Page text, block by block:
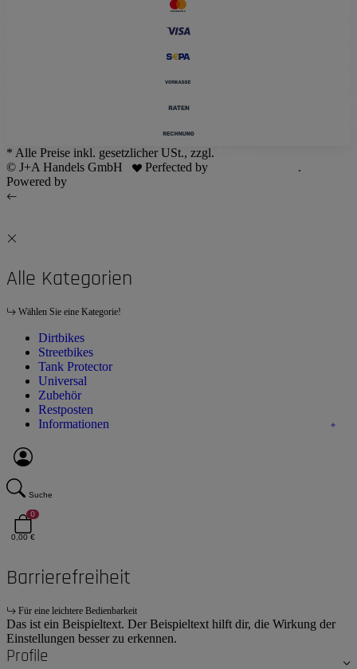
* Alle Preise inkl. gesetzlicher USt., zzgl.
© J+A Handels GmbH
Perfected by
.
Powered by
Alle Kategorien
Wählen Sie eine Kategorie!
Dirtbikes
Streetbikes
Tank Protector
Universal
Zubehör
Restposten
Informationen
Suche
0
0,00 €
Barrierefreiheit
Für eine leichtere Bedienbarkeit
Das ist ein Beispieltext. Der Beispieltext hilft dir, die Wirkung der
Einstellungen besser zu erkennen.
Profile